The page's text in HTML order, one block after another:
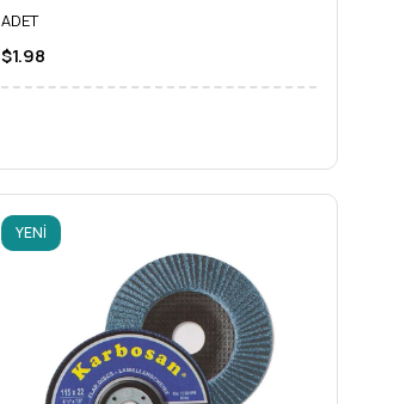
ADET
$1.98
YENI